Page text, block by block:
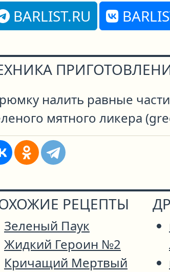
BARLIST.RU
налить равные
мятного ликера
РЕЦЕПТЫ
Зеленый Паук
Жидкий Героин №2
Кричащий Мертвый